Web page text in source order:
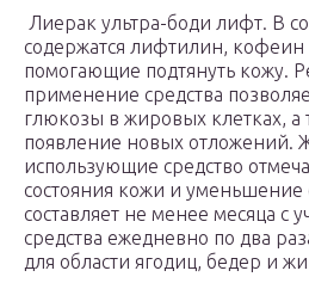
Лиерак ультра-боди лифт. В
содержатся лифтилин, кофеин
помогающие подтянуть кожу.
применение средства
глюкозы в жировых клетках, а
появление новых отложений.
использующие средство
состояния кожи и уменьшение
составляет не менее месяца с
средства ежедневно по два
для области ягодиц, бедер и